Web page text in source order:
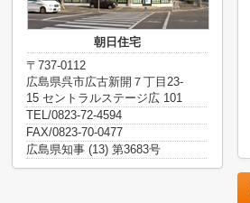
朝日住宅
〒737-0112
広島県呉市広古新開７丁目23-
15 セントラルステージ広 101
TEL/0823-72-4594
FAX/0823-70-0477
広島県知事 (13) 第3683号